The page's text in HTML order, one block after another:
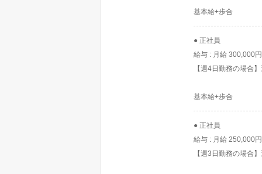
基本給+歩合
● 正社員
給与 : 月給 300,000
【週4日勤務の場合
基本給+歩合
● 正社員
給与 : 月給 250,000
【週3日勤務の場合